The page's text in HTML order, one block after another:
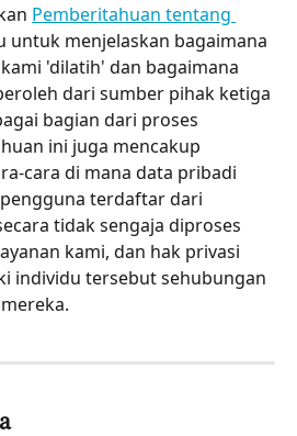
Pemberitahuan tentang
untuk menjelaskan bagaimana
'dilatih' dan bagaimana
dari sumber pihak ketiga
bagian dari proses
ini juga mencakup
cara di mana data pribadi
terdaftar dari
tidak sengaja diproses
kami, dan hak privasi
individu tersebut sehubungan